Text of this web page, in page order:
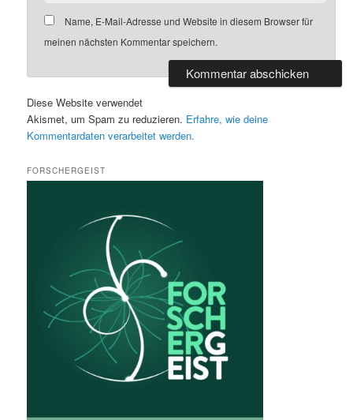
Name, E-Mail-Adresse und Website in diesem Browser für
meinen nächsten Kommentar speichern.
Diese Website verwendet
Akismet, um Spam zu reduzieren. Erfahre, wie deine
Kommentardaten verarbeitet werden.
FORSCHERGEIST